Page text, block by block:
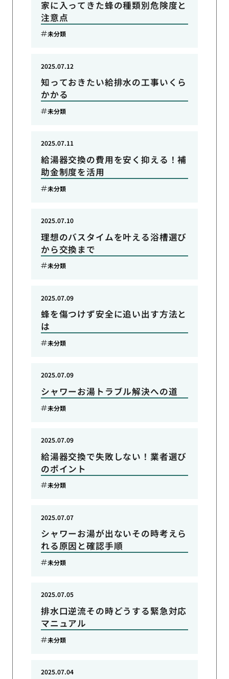
家に入ってきた蜂の種類別危険度と
注意点
未分類
知っておきたい給排水の工事いくら
かかる
2025.07.12
未分類
給湯器交換の費用を安く抑える！補
助金制度を活用
2025.07.11
未分類
理想のバスタイムを叶える浴槽選び
から交換まで
2025.07.10
未分類
蜂を傷つけず安全に追い出す方法と
は
2025.07.09
未分類
シャワーお湯トラブル解決への道
2025.07.09
未分類
給湯器交換で失敗しない！業者選び
のポイント
2025.07.09
未分類
シャワーお湯が出ないその時考えら
れる原因と確認手順
2025.07.07
未分類
排水口逆流その時どうする緊急対応
マニュアル
2025.07.05
未分類
2025.07.04